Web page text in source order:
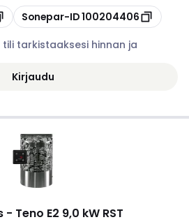
Kopioi
Sonepar-ID100204406
tarkistaaksesi hinnan ja
Kirjaudu
Teno E2 9,0 kW RST